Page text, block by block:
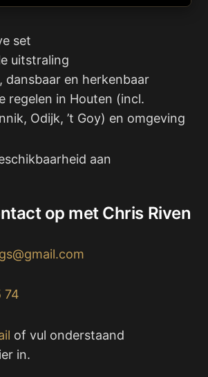
set
uitstraling
dansbaar en herkenbaar
regelen in Houten (incl.
Odijk, ’t Goy) en omgeving
aan
op met Chris Riven
74
of vul onderstaand
in.